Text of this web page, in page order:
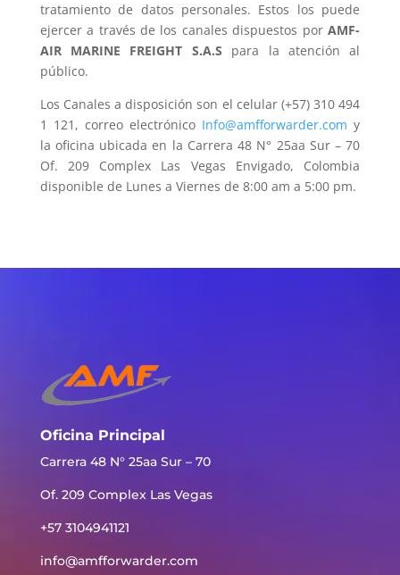
tratamiento de datos personales. Estos los puede
ejercer a través de los canales dispuestos porAMF-
AIR MARINE FREIGHT S.A.S para la atención al
público.
Los Canales a disposición son el celular (+57) 310 494
1 121, correo electrónico Info@amfforwarder.com y
la oficina ubicada en la Carrera 48 N° 25aa Sur – 70
Of. 209 Complex Las Vegas Envigado, Colombia
disponible de Lunes a Viernes de 8:00 am a 5:00 pm.
Oficina Principal
Carrera 48 N° 25aa Sur – 70
Of. 209 Complex Las Vegas
+57 3104941121
info@amfforwarder.com